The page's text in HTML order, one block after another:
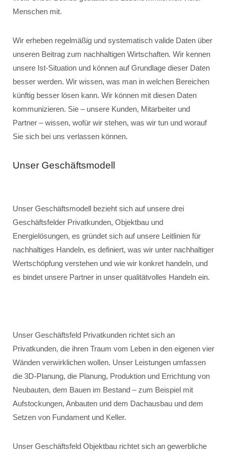
Menschen mit.
Wir erheben regelmäßig und systematisch valide Daten über
unseren Beitrag zum nachhaltigen Wirtschaften. Wir kennen
unsere Ist-Situation und können auf Grundlage dieser Daten
besser werden. Wir wissen, was man in welchen Bereichen
künftig besser lösen kann. Wir können mit diesen Daten
kommunizieren. Sie – unsere Kunden, Mitarbeiter und
Partner – wissen, wofür wir stehen, was wir tun und worauf
Sie sich bei uns verlassen können.
Unser Geschäftsmodell
Unser Geschäftsmodell bezieht sich auf unsere drei
Geschäftsfelder Privatkunden, Objektbau und
Energielösungen, es gründet sich auf unsere Leitlinien für
nachhaltiges Handeln, es definiert, was wir unter nachhaltiger
Wertschöpfung verstehen und wie wir konkret handeln, und
es bindet unsere Partner in unser qualitätvolles Handeln ein.
Unser Geschäftsfeld Privatkunden richtet sich an
Privatkunden, die ihren Traum vom Leben in den eigenen vier
Wänden verwirklichen wollen. Unser Leistungen umfassen
die 3D-Planung, die Planung, Produktion und Errichtung von
Neubauten, dem Bauen im Bestand – zum Beispiel mit
Aufstockungen, Anbauten und dem Dachausbau und dem
Setzen von Fundament und Keller.
Unser Geschäftsfeld Objektbau richtet sich an gewerbliche